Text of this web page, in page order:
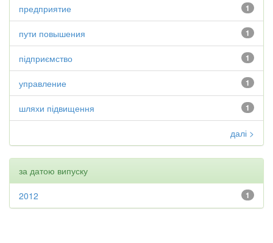
1
предприятие
1
пути повышения
1
підприємство
1
управление
1
шляхи підвищення
далі >
за датою випуску
1
2012